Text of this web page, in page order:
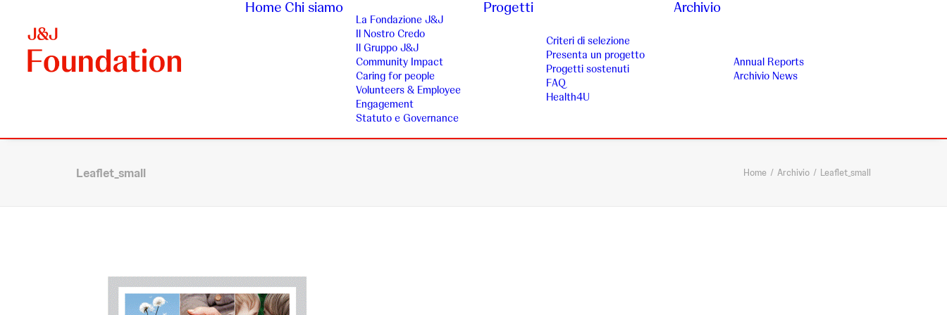
Home Chi siamo
La Fondazione J&J
Il Nostro Credo
Il Gruppo J&J
Community Impact
Caring for people
Volunteers & Employee
Engagement
Statuto e Governance
Progetti
Criteri di selezione
Presenta un progetto
Progetti sostenuti
FAQ
Health4U
Archivio
Annual Reports
Archivio News
Leaflet_small Home Archivio Leaflet_small